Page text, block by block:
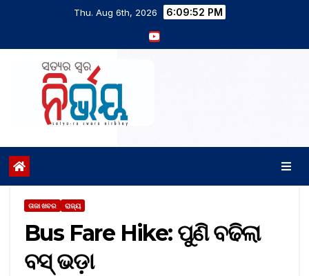
Thu. Aug 6th, 2026 6:09:53 PM
ତାଜା ଖବର ରାଜ୍ୟ
Bus Fare Hike: ପୁଣି ବଢିଲା
ବସ୍‌ ଭଡ଼ା